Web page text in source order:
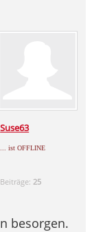
Suse63
... ist OFFLINE
Beiträge: 25
besorgen.